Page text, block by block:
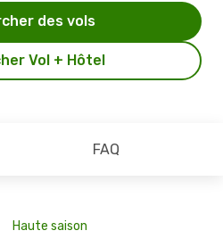
Vol + Hôtel
des vols
FAQ
Haute saison